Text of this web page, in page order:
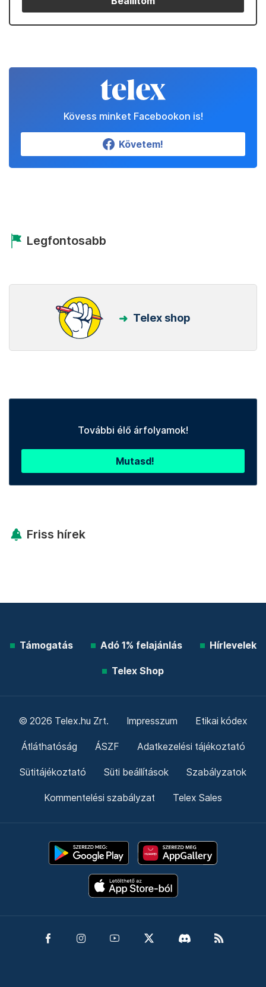
Kövess minket Facebookon is!
Követem!
Legfontosabb
Telex shop
További élő árfolyamok!
Mutasd!
Friss hírek
Támogatás Adó 1% felajánlás Hírlevelek
Telex Shop
© 2026 Telex.hu Zrt. Impresszum Etikai kódex
Átláthatóság ÁSZF Adatkezelési tájékoztató
Sütitájékoztató Süti beállítások Szabályzatok
Kommentelési szabályzat Telex Sales